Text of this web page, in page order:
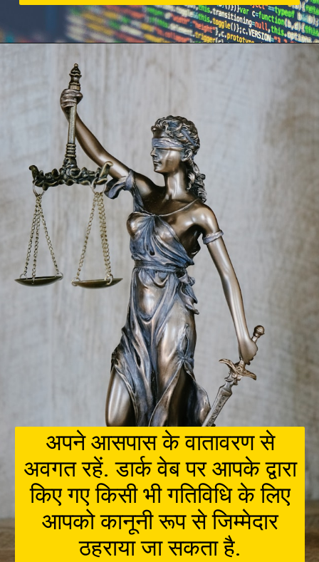
अपने आसपास के वातावरण से
अवगत रहें. डार्क वेब पर आपके द्वारा
किए गए किसी भी गतिविधि के लिए
आपको कानूनी रूप से जिम्मेदार
ठहराया जा सकता है.